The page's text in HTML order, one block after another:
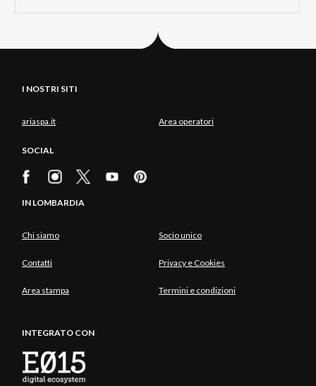
I NOSTRI SITI
ariaspa.it Area operatori
SOCIAL
IN LOMBARDIA
Chi siamo Socio unico
Contatti Privacy e Cookies
Area stampa Termini e condizioni
INTEGRATO CON